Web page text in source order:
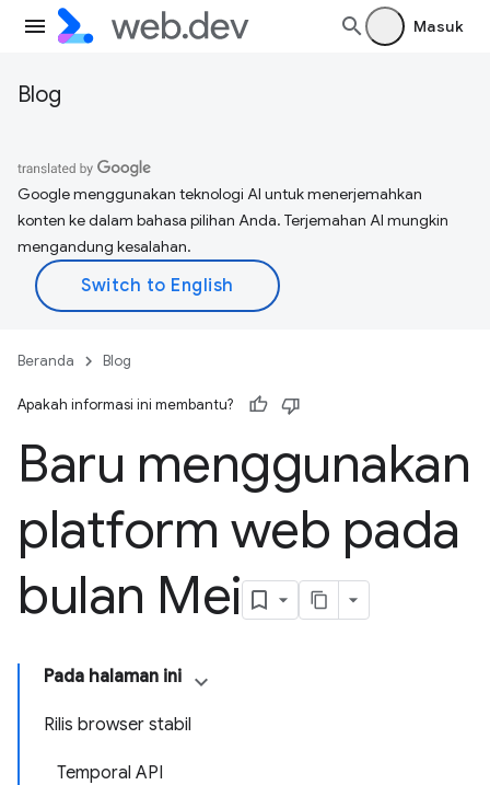
Masuk
Blog
Google menggunakan teknologi AI untuk menerjemahkan
konten ke dalam bahasa pilihan Anda. Terjemahan AI mungkin
mengandung kesalahan.
Beranda Blog
Apakah informasi ini membantu?
Baru menggunakan
platform web pada
bulan Mei
Pada halaman ini
Rilis browser stabil
Temporal API